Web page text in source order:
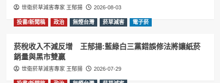
世衛菸草減害專家 王郁揚 2026-08-03
投書/新聞稿 政治 無煙台灣 菸草減害 電子菸
菸稅收入不減反增 王郁揚:藍綠白三黨錯誤修法將讓紙菸
銷量與黑市雙贏
世衛菸草減害專家 王郁揚 2026-07-29